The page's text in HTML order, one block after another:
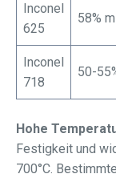
Inconel
625
58%
Inconel
718
50-
Hohe
Festigkeit und
700°C.